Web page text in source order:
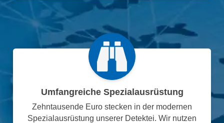
Umfangreiche Spezialausrüstung
Zehntausende Euro stecken in der modernen
Spezialausrüstung unserer Detektei. Wir nutzen